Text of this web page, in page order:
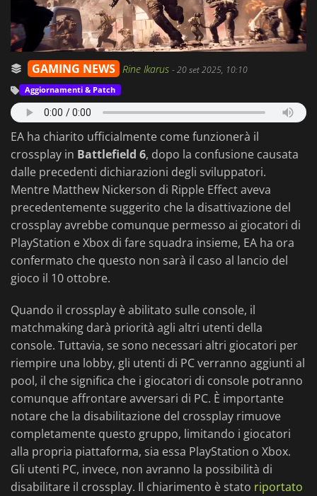
GAMING NEWS Rine Ikarus -20 set 2025, 10:10
Aggiornamenti & Patch
EA ha chiarito ufficialmente come funzionerà il
crossplay in Battlefield 6, dopo la confusione causata
dalle precedenti dichiarazioni degli sviluppatori.
Mentre Matthew Nickerson di Ripple Effect aveva
precedentemente suggerito che la disattivazione del
crossplay avrebbe comunque permesso ai giocatori di
PlayStation e Xbox di fare squadra insieme, EA ha ora
confermato che questo non sarà il caso al lancio del
gioco il 10 ottobre.
Quando il crossplay è abilitato sulle console, il
matchmaking darà priorità agli altri utenti della
console. Tuttavia, se sono necessari altri giocatori per
riempire una lobby, gli utenti di PC verranno aggiunti al
pool, il che significa che i giocatori di console potranno
comunque affrontare avversari di PC. È importante
notare che la disabilitazione del crossplay rimuove
completamente questo gruppo, limitando i giocatori
alla propria piattaforma, sia essa PlayStation o Xbox.
Gli utenti PC, invece, non avranno la possibilità di
disabilitare il crossplay. Il chiarimento è stato riportato